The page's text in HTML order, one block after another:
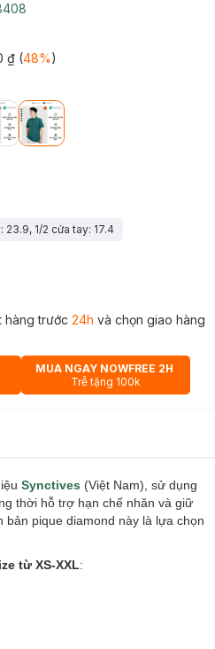
₫(48%)
23.9, 1/2 cửa tay: 17.4
hàng trước 24h và chọn giao hàng
MUA NGAY NOWFREE 2H
Trễ tặng 100k
Synctives (Việt Nam), sử dụng
thời hỗ trợ hạn chế nhăn và giữ
pique diamond này là lựa chọn
từ XS-XXL: